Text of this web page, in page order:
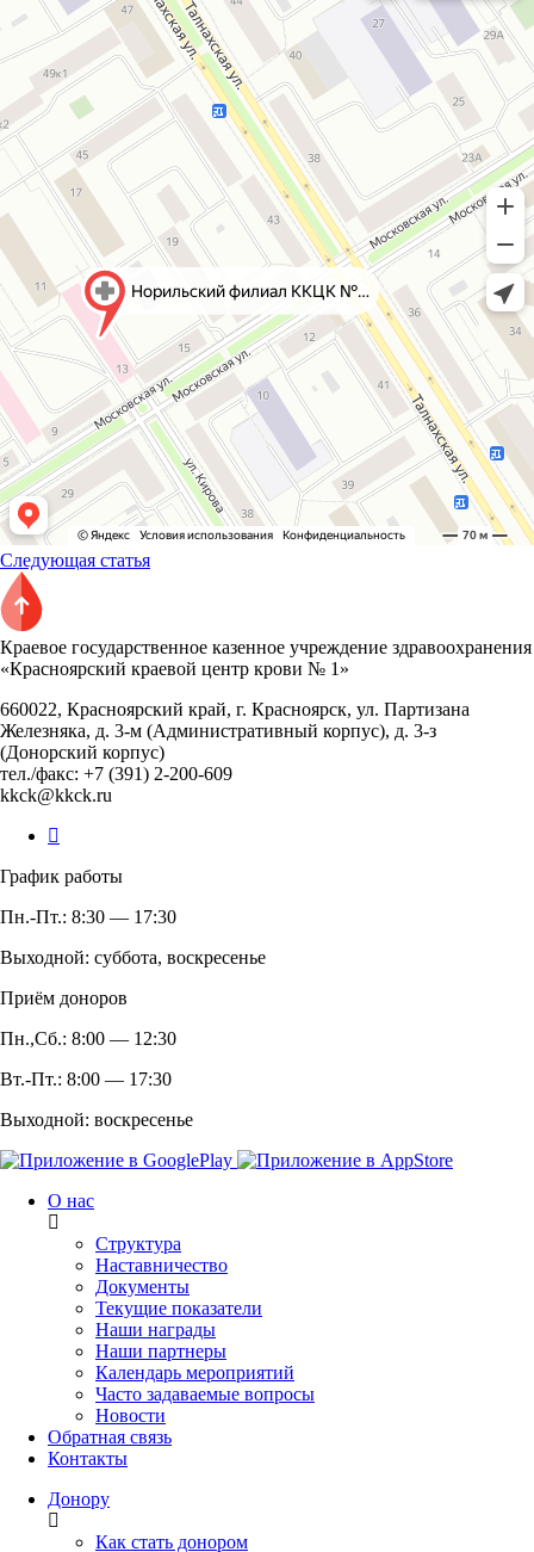
Следующая статья
Краевое государственное казенное учреждение здравоохранения
«Красноярский краевой центр крови № 1»
660022, Красноярский край, г. Красноярск, ул. Партизана
Железняка, д. 3-м (Административный корпус), д. 3-з
(Донорский корпус)
тел./факс: +7 (391) 2-200-609
kkck@kkck.ru
График работы
Пн.-Пт.: 8:30 — 17:30
Выходной: суббота, воскресенье
Приём доноров
Пн.,Сб.: 8:00 — 12:30
Вт.-Пт.: 8:00 — 17:30
Выходной: воскресенье
О нас
Структура
Наставничество
Документы
Текущие показатели
Наши награды
Наши партнеры
Календарь мероприятий
Часто задаваемые вопросы
Новости
Обратная связь
Контакты
Донору
Как стать донором